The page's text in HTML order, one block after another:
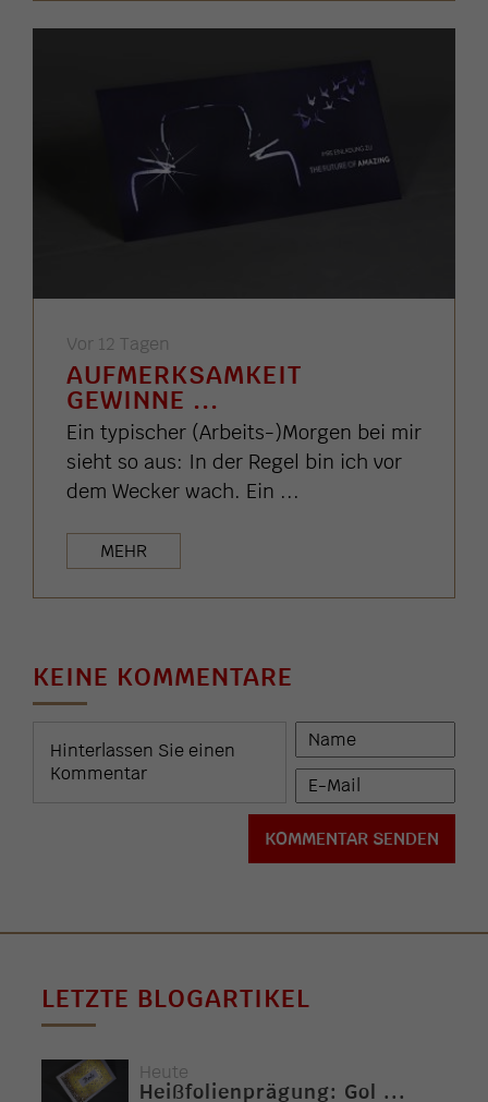
Vor 12 Tagen
AUFMERKSAMKEIT
GEWINNE ...
Ein typischer (Arbeits-)Morgen bei mir
sieht so aus: In der Regel bin ich vor
dem Wecker wach. Ein ...
MEHR
KEINE KOMMENTARE
LETZTE BLOGARTIKEL
Heute
Heißfolienprägung: Gol ...